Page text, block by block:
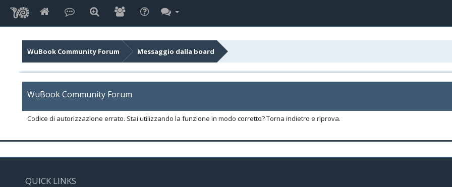
WuBook Community Forum Messaggio dalla board
WuBook Community Forum
Codice di autorizzazione errato. Stai utilizzando la funzione in modo corretto? Torna indietro e riprova.
QUICK LINKS